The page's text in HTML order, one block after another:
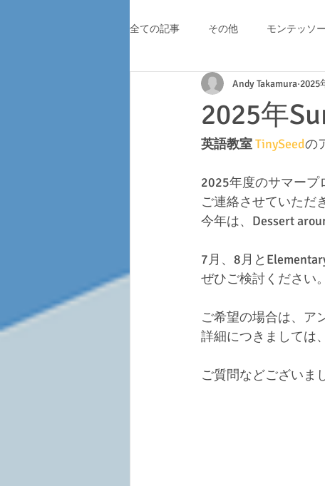
全ての記事 その他 モンテッソ
2025年
Andy Takamura 2025
英語教室 TinySeedの
2025年度のサマー
ご連絡させていただ
今年は、Dessert
7月、8月と
ぜひご検討ください。
ご希望の場合は、ア
詳細につきましては
ご質問などございま